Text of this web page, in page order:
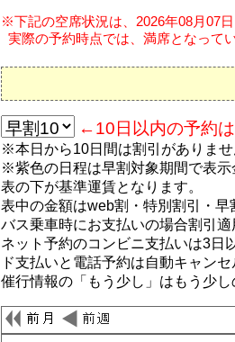
※下記の空席状況は、2026年08月07日
実際の予約時点では、満席となって
←10日以内の予約
※本日から10日間は割引がありませ
※紫色の日程は早割対象期間で表
表の下が基準運賃となります。
表中の金額はweb割・特別割引・早
バス乗車時にお支払いの場合割引
ネット予約のコンビニ支払いは3日
ド支払いと電話予約は自動キャンセ
催行情報の「もう少し」はもう少